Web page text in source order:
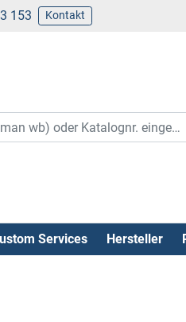
153 Kontakt
Services Hersteller